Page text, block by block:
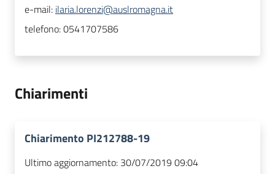
e-mail: ilaria.lorenzi@auslromagna.it
telefono:0541707586
Chiarimenti
Chiarimento PI212788-19
Ultimo aggiornamento: 30/07/2019 09:04